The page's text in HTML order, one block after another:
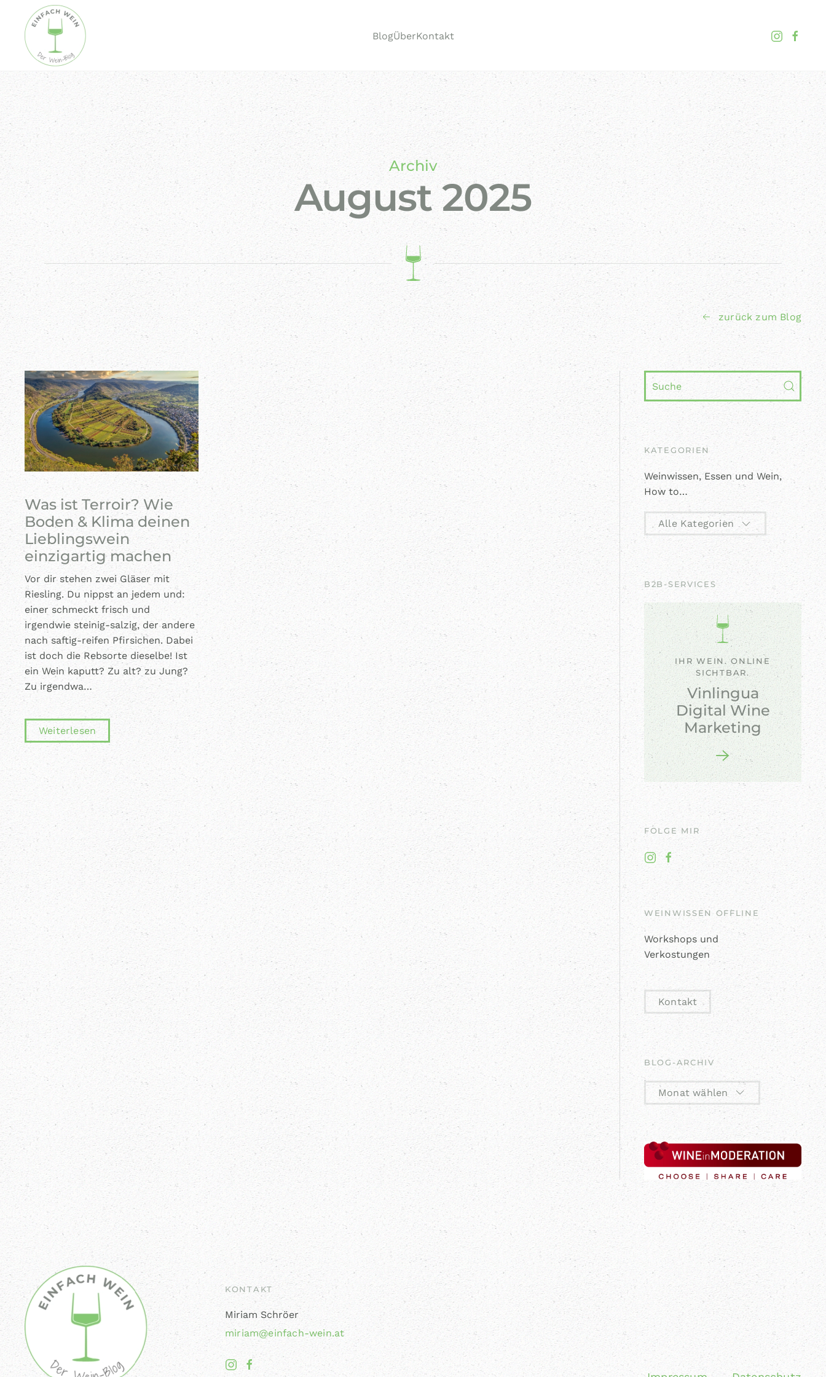
Skip to main content BlogÜberKontakt
Archiv
August 2025
zurück zum Blog
Was ist Terroir? Wie
Boden & Klima deinen
Lieblingswein
einzigartig machen
Vor dir stehen zwei Gläser mit
Riesling. Du nippst an jedem und:
einer schmeckt frisch und
irgendwie steinig-salzig, der andere
nach saftig-reifen Pfirsichen. Dabei
ist doch die Rebsorte dieselbe! Ist
ein Wein kaputt? Zu alt? zu Jung?
Zu irgendwa…
Weiterlesen
KATEGORIEN
Weinwissen, Essen und Wein,
How to…
Alle Kategorien
B2B-SERVICES
IHR WEIN. ONLINE
SICHTBAR.
Vinlingua
Digital Wine
Marketing
FOLGE MIR
WEINWISSEN OFFLINE
Workshops und
Verkostungen
Kontakt
BLOG-ARCHIV
Monat wählen
KONTAKT
Miriam Schröer
miriam@einfach-wein.at